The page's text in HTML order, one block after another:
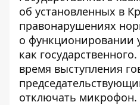
об установленных в
правонарушениях
о функционировании
как
время выступления
отключать микрофон.